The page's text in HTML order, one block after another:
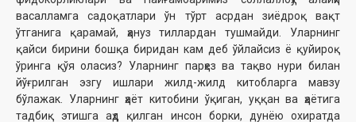
васалламга садоқатлари ўн тўрт асрдан зиёдроқ вақт
ўтганига қарамай, ҳануз тиллардан тушмайди. Уларнинг
қайси бирини бошқа биридан кам деб ўйлайсиз ё қуйироқ
ўринга қўя оласиз? Уларнинг парҳез ва тақво нури билан
йўғрилган эзгу ишлари жилд-жилд китобларга мавзу
бўлажак. Уларнинг ҳаёт китобини ўқиган, уққан ва ҳаётига
тадбиқ этишга аҳд қилган инсон борки, дунёю охиратда